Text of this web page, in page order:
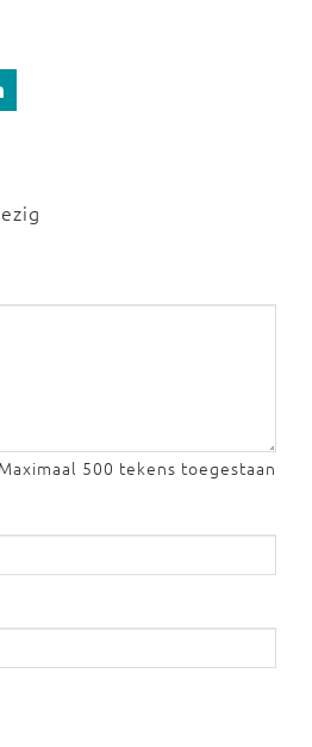
Maximaal 500 tekens toegestaan